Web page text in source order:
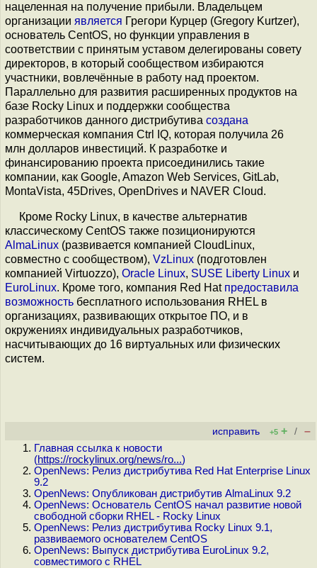
нацеленная на получение прибыли. Владельцем
организации является Грегори Курцер (Gregory Kurtzer),
основатель CentOS, но функции управления в
соответствии с принятым уставом делегированы совету
директоров, в который сообществом избираются
участники, вовлечённые в работу над проектом.
Параллельно для развития расширенных продуктов на
базе Rocky Linux и поддержки сообщества
разработчиков данного дистрибутива создана
коммерческая компания Ctrl IQ, которая получила 26
млн долларов инвестиций. К разработке и
финансированию проекта присоединились такие
компании, как Google, Amazon Web Services, GitLab,
MontaVista, 45Drives, OpenDrives и NAVER Cloud.
Кроме Rocky Linux, в качестве альтернатив
классическому CentOS также позиционируются
AlmaLinux (развивается компанией CloudLinux,
совместно с сообществом), VzLinux (подготовлен
компанией Virtuozzo), Oracle Linux, SUSE Liberty Linux и
EuroLinux. Кроме того, компания Red Hat предоставила
возможность бесплатного использования RHEL в
организациях, развивающих открытое ПО, и в
окружениях индивидуальных разработчиков,
насчитывающих до 16 виртуальных или физических
систем.
исправить +5 + / –
Главная ссылка к новости
(https://rockylinux.org/news/ro...)
OpenNews: Релиз дистрибутива Red Hat Enterprise Linux
9.2
OpenNews: Опубликован дистрибутив AlmaLinux 9.2
OpenNews: Основатель CentOS начал развитие новой
свободной сборки RHEL - Rocky Linux
OpenNews: Релиз дистрибутива Rocky Linux 9.1,
развиваемого основателем CentOS
OpenNews: Выпуск дистрибутива EuroLinux 9.2,
совместимого с RHEL